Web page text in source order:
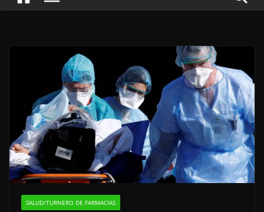
SALUD/TURNERO DE FARMACIAS